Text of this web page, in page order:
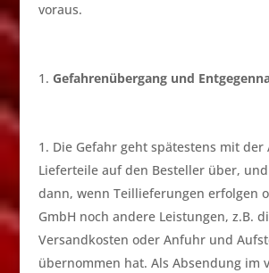
voraus.
Gefahrenübergang und
Die Gefahr geht spätestens mit der
Lieferteile auf den Besteller über,
dann, wenn Teillieferungen erfolgen
GmbH noch andere Leistungen, z.B.
Versandkosten oder Anfuhr und
übernommen hat. Als Absendung im